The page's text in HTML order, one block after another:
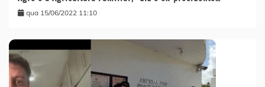
qua 15/06/2022 11:10